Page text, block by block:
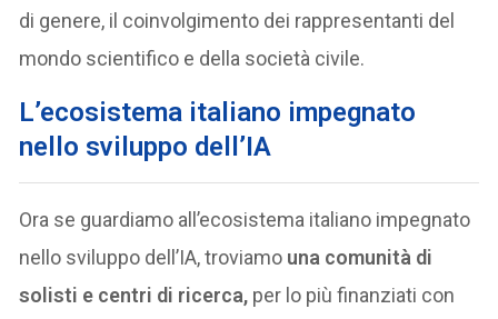
di genere, il coinvolgimento dei rappresentanti del
mondo scientifico e della società civile.
L’ecosistema italiano impegnato
nello sviluppo dell’IA
Ora se guardiamo all’ecosistema italiano impegnato
nello sviluppo dell’IA, troviamo una comunità di
solisti e centri di ricerca, per lo più finanziati con